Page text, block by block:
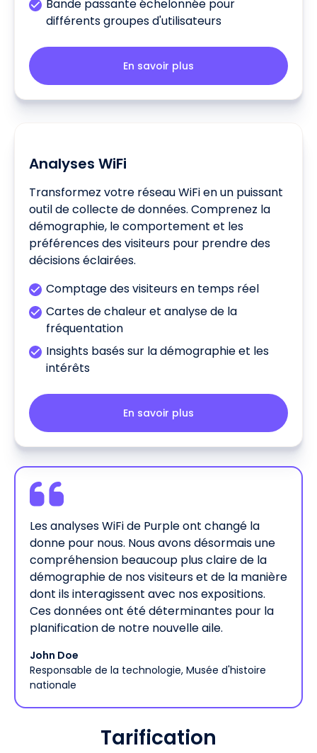
Bande passante échelonnée pour
différents groupes d'utilisateurs
En savoir plus
Analyses WiFi
Transformez votre réseau WiFi en un puissant
outil de collecte de données. Comprenez la
démographie, le comportement et les
préférences des visiteurs pour prendre des
décisions éclairées.
Comptage des visiteurs en temps réel
Cartes de chaleur et analyse de la
fréquentation
Insights basés sur la démographie et les
intérêts
En savoir plus
Les analyses WiFi de Purple ont changé la
donne pour nous. Nous avons désormais une
compréhension beaucoup plus claire de la
démographie de nos visiteurs et de la manière
dont ils interagissent avec nos expositions.
Ces données ont été déterminantes pour la
planification de notre nouvelle aile.
John Doe
Responsable de la technologie, Musée d'histoire
nationale
Tarification